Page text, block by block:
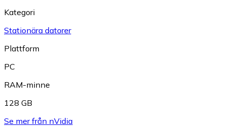
Kategori
Stationära datorer
Plattform
PC
RAM-minne
128 GB
Se mer från nVidia